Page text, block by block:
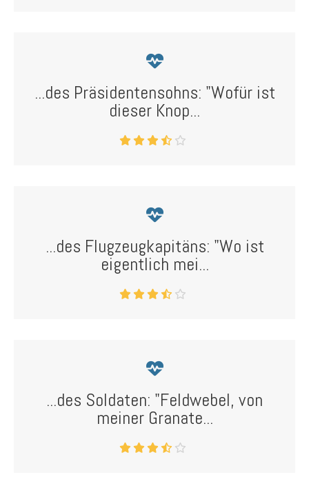
...des Präsidentensohns: "Wofür ist
dieser Knop...
...des Flugzeugkapitäns: "Wo ist
eigentlich mei...
...des Soldaten: "Feldwebel, von
meiner Granate...